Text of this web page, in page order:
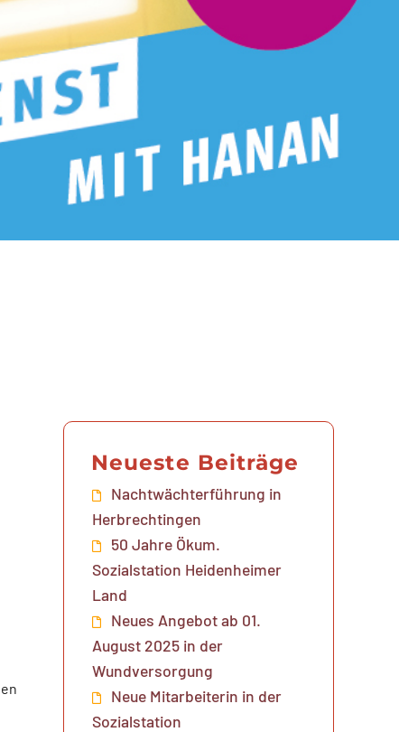
Neueste Beiträge
Nachtwächterführung in
Herbrechtingen
50 Jahre Ökum.
Sozialstation Heidenheimer
Land
Neues Angebot ab 01.
August 2025 in der
Wundversorgung
Neue Mitarbeiterin in der
Sozialstation